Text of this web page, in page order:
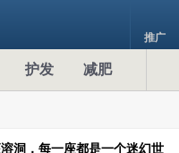
推广
护发 减肥
洞，每一座都是一个迷幻世